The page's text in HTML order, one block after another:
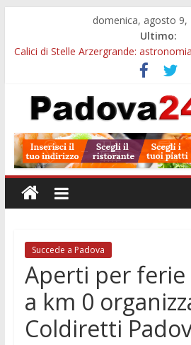
domenica, agosto 9,
Ultimo:
Calici di Stelle Arzergrande:
Campo San Martino, il Museo della
durante la sagra
Notizie di Padova alle ore 10: Notte
Teatro per famiglie a Loreggia, la
sul palco domenica sera
Restauro 2026, chiuse le domande:
nuove competenze in Veneto
Succede a Padova
Aperti per ferie
a km 0
Coldiretti